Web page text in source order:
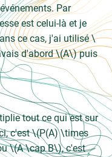
Par
est celui-là et je
ce cas, j'ai utilisé \
d'abord \(A\) puis
tout ce qui est sur
c'est \(P(A) \times
\(A \cap B\), c'est